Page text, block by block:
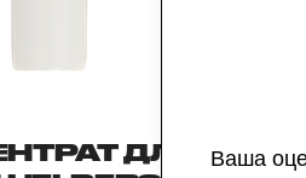
ДЛЯ
Ваша